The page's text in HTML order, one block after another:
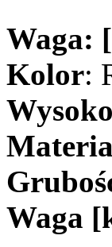
Waga:
Kolor:
Waga